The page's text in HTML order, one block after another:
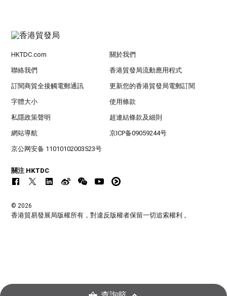
HKTDC.com 關於我們
聯絡我們 香港貿發局流動應用程式
訂閱商貿全接觸電郵通訊 更新您的香港貿發局電郵訂閱
字體大小 使用條款
私隱政策聲明 超連結條款及細則
網站導航 京ICP备09059244号
京公网安备 11010102003523号
關注 HKTDC
© 2026
香港貿易發展局版權所有，對違反版權者保留一切追索權利 。